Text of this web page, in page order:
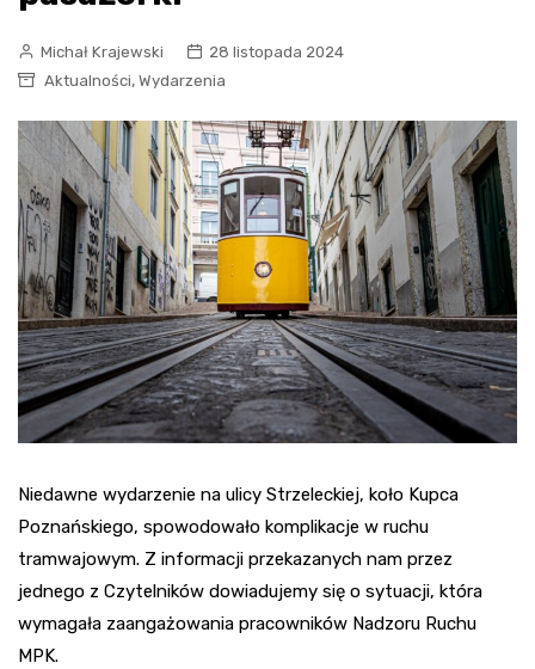
Michał Krajewski
28 listopada 2024
Aktualności, Wydarzenia
Niedawne wydarzenie na ulicy Strzeleckiej, koło Kupca
Poznańskiego, spowodowało komplikacje w ruchu
tramwajowym. Z informacji przekazanych nam przez
jednego z Czytelników dowiadujemy się o sytuacji, która
wymagała zaangażowania pracowników Nadzoru Ruchu
MPK.